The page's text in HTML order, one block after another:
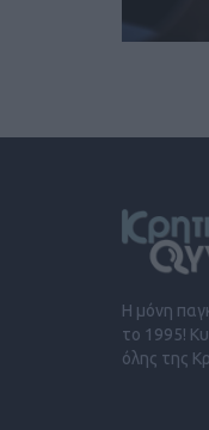
Η μόνη
το 1995!
όλης της